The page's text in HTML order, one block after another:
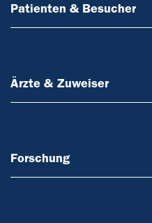
Patienten & Besucher
Ärzte & Zuweiser
Forschung